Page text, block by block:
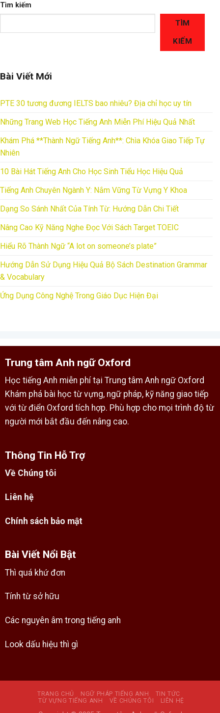
Tìm kiếm
TÌM
KIẾM
Bài Viết Mới
PTE 30 tương đương IELTS bao nhiêu? Địa chỉ học uy tín
Những Trang Web Học Tiếng Anh Miễn Phí Hiệu Quả Nhất
Khám Phá **Thành Ngữ Tiếng Anh**: Chìa Khóa Giao Tiếp Tự
Nhiên
10 Bài Hát Tiếng Anh Cho Học Sinh Tiểu Học Hiệu Quả
Tiếng Anh Chuyên Ngành Y: Nắm Vững Từ Vựng Y Khoa
Dạng So Sánh Nhất Của Tính Từ: Hướng Dẫn Chi Tiết
Nâng Cao Kỹ Năng Nghe Đọc Với Sách Target TOEIC
Hiểu Rõ Thành Ngữ “A lot on someone’s plate”
Hướng Dẫn Sử Dụng Hiệu Quả Bộ Sách Destination Grammar
& Vocabulary
Ứng Dụng Công Nghệ Trong Giáo Dục Hiện Đại
Trung tâm Anh ngữ Oxford
Học tiếng Anh miễn phí tại Trung tâm Anh ngữ Oxford
Khám phá bài học từ vựng, ngữ pháp, kỹ năng giao tiếp
với từ điển Oxford tích hợp. Phù hợp cho mọi trình độ từ
người mới bắt đầu đến nâng cao.
Thông Tin Hỗ Trợ
Về Chúng tôi
Liên hệ
Chính sách bảo mật
Bài Viết Nổi Bật
Thì quá khứ đơn
Tính từ sở hữu
Các nguyên âm trong tiếng anh
Look dấu hiệu thì gì
TRANG CHỦ NGỮ PHÁP TIẾNG ANH
TIN TỨC
TỪ VỰNG TIẾNG ANH
VỀ CHÚNG TÔI LIÊN HỆ